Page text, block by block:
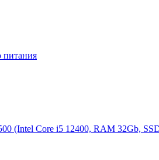
питания
(Intel Core i5 12400, RAM 32Gb,